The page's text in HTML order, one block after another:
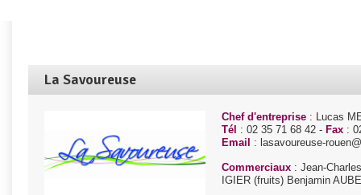
La Savoureuse
Chef d'entreprise : Lucas
Tél : 02 35 71 68 42 - Fax :
Email
: lasavoureuse-
Commerciaux : Jean-
IGIER (fruits) Benjamin